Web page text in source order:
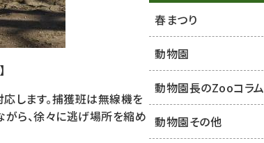
します。捕獲班は無線機を
がら、徐々に逃げ場所を縮め
春まつり
動物園
動物園長のZooコラム
動物園その他